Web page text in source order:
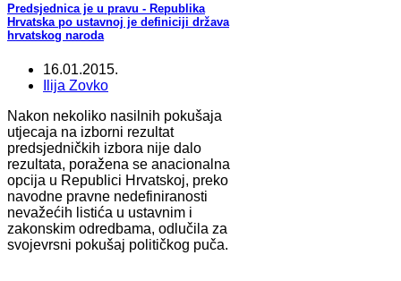
Predsjednica je u pravu - Republika
Hrvatska po ustavnoj je definiciji država
hrvatskog naroda
16.01.2015.
Ilija Zovko
Nakon nekoliko nasilnih pokušaja
utjecaja na izborni rezultat
predsjedničkih izbora nije dalo
rezultata, poražena se anacionalna
opcija u Republici Hrvatskoj, preko
navodne pravne nedefiniranosti
nevažećih listića u ustavnim i
zakonskim odredbama, odlučila za
svojevrsni pokušaj političkog puča.